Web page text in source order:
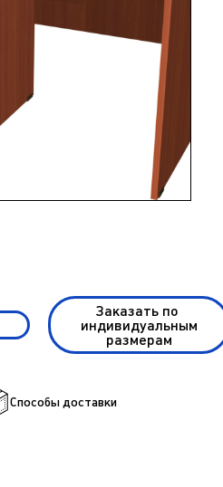
Заказать по
индивидуальным
размерам
Способы доставки